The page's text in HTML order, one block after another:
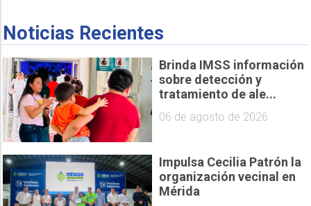
Noticias Recientes
Brinda IMSS información
sobre detección y
tratamiento de ale...
06 de agosto de 2026
Impulsa Cecilia Patrón la
organización vecinal en
Mérida